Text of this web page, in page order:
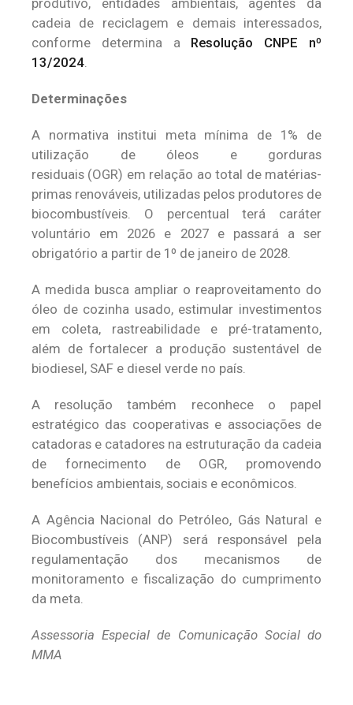
produtivo, entidades ambientais, agentes da
cadeia de reciclagem e demais interessados,
conforme determina a Resolução CNPE nº
13/2024.
Determinações
A normativa institui meta mínima de 1% de
utilização de óleos e gorduras
residuais (OGR) em relação ao total de matérias-
primas renováveis, utilizadas pelos produtores de
biocombustíveis. O percentual terá caráter
voluntário em 2026 e 2027 e passará a ser
obrigatório a partir de 1º de janeiro de 2028.
A medida busca ampliar o reaproveitamento do
óleo de cozinha usado, estimular investimentos
em coleta, rastreabilidade e pré-tratamento,
além de fortalecer a produção sustentável de
biodiesel, SAF e diesel verde no país.
A resolução também reconhece o papel
estratégico das cooperativas e associações de
catadoras e catadores na estruturação da cadeia
de fornecimento de OGR, promovendo
benefícios ambientais, sociais e econômicos.
A Agência Nacional do Petróleo, Gás Natural e
Biocombustíveis (ANP) será responsável pela
regulamentação dos mecanismos de
monitoramento e fiscalização do cumprimento
da meta.
Assessoria Especial de Comunicação Social do
MMA